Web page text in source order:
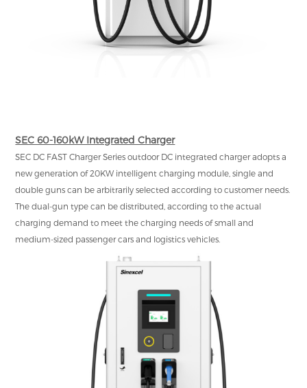
SEC 60-160kW Integrated Charger
SEC DC FAST Charger Series outdoor DC integrated charger adopts a
new generation of 20KW intelligent charging module, single and
double guns can be arbitrarily selected according to customer needs.
The dual-gun type can be distributed, according to the actual
charging demand to meet the charging needs of small and
medium-sized passenger cars and logistics vehicles.